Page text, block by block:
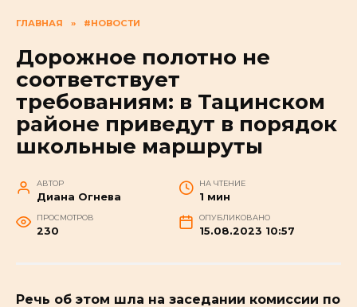
ГЛАВНАЯ » #НОВОСТИ
Дорожное полотно не
соответствует
требованиям: в Тацинском
районе приведут в порядок
школьные маршруты
АВТОР
Диана Огнева
НА ЧТЕНИЕ
1 мин
ПРОСМОТРОВ
230
ОПУБЛИКОВАНО
15.08.2023 10:57
Речь об этом шла на заседании комиссии по